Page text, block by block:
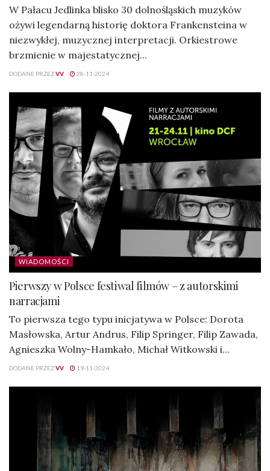
W Pałacu Jedlinka blisko 30 dolnośląskich muzyków
ożywi legendarną historię doktora Frankensteina w
niezwykłej, muzycznej interpretacji. Orkiestrowe
brzmienie w majestatycznej...
DODANE PRZEZVV 28-11-2024
WIADOMOŚCI
Pierwszy w Polsce festiwal filmów – z autorskimi
narracjami
To pierwsza tego typu inicjatywa w Polsce: Dorota
Masłowska, Artur Andrus, Filip Springer, Filip Zawada,
Agnieszka Wolny-Hamkało, Michał Witkowski i...
DODANE PRZEZVV 19-11-2024